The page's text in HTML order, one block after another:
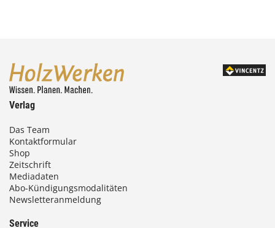
Verlag
Das Team
Kontaktformular
Shop
Zeitschrift
Mediadaten
Abo-Kündigungsmodalitäten
Newsletteranmeldung
Service